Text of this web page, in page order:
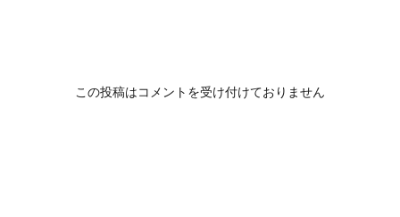
この投稿はコメントを受け付けておりません